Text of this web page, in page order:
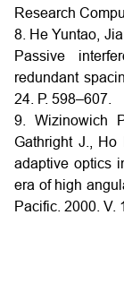
Research
8. He Yuntao,
Passive
redundant
24. Р. 598–607.
9. Wizinowich
Gathright J., Ho
adaptive optics
era of high
Pacific. 2000. V.